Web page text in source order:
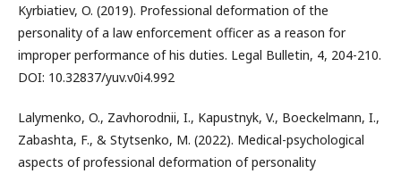
Kyrbiatiev, O. (2019). Professional deformation of the
personality of a law enforcement officer as a reason for
improper performance of his duties. Legal Bulletin, 4, 204-210.
DOI: 10.32837/yuv.v0i4.992
Lalymenko, O., Zavhorodnii, I., Kapustnyk, V., Boeckelmann, I.,
Zabashta, F., & Stytsenkо, M. (2022). Medical-psychological
aspects of professional deformation of personality